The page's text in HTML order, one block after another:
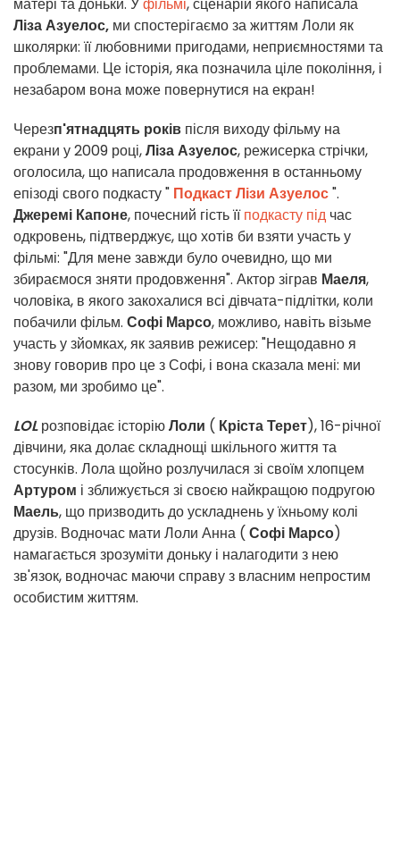
матері та доньки. Уфільмі, сценарій якого написала
Ліза Азуелос, ми спостерігаємо за життям Лоли як
школярки: її любовними пригодами, неприємностями та
проблемами. Це історія, яка позначила ціле покоління, і
незабаром вона може повернутися на екран!
Черезп'ятнадцять років після виходу фільму на
екрани у 2009 році,Ліза Азуелос, режисерка стрічки,
оголосила, що написала продовження в останньому
епізоді свого подкасту " Подкаст Лізи Азуелос".
Джеремі Капоне, почесний гість їїподкасту під час
одкровень, підтверджує, що хотів би взяти участь у
фільмі: "Для мене завжди було очевидно, що ми
збираємося зняти продовження". Актор зіграв Маеля,
чоловіка, в якого закохалися всі дівчата-підлітки, коли
побачили фільм. Софі Марсо, можливо, навіть візьме
участь у зйомках, як заявив режисер: "Нещодавно я
знову говорив про це з Софі, і вона сказала мені: ми
разом, ми зробимо це".
LOLрозповідає історіюЛоли ( Кріста Терет), 16-річної
дівчини, яка долає складнощі шкільного життя та
стосунків. Лола щойно розлучилася зі своїм хлопцем
Артуром і зближується зі своєю найкращою подругою
Маель, що призводить до ускладнень у їхньому колі
друзів. Водночас мати Лоли Анна ( Софі Марсо)
намагається зрозуміти доньку і налагодити з нею
зв'язок, водночас маючи справу з власним непростим
особистим життям.